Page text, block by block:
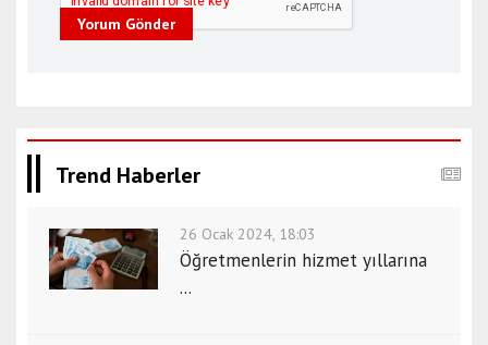
Yorum Gönder
Trend Haberler
26 Ocak 2024, 18:03
Öğretmenlerin hizmet yıllarına
...